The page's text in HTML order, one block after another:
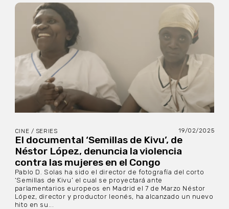
CINE / SERIES 19/02/2025
El documental ‘Semillas de Kivu’, de
Néstor López, denuncia la violencia
contra las mujeres en el Congo
Pablo D. Solas ha sido el director de fotografía del corto
‘Semillas de Kivu’ el cual se proyectará ante
parlamentarios europeos en Madrid el 7 de Marzo Néstor
López, director y productor leonés, ha alcanzado un nuevo
hito en su...